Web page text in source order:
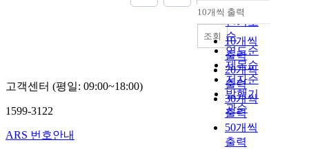
순
인기도
순
연도순
제목순
저자순
발행기
관순
내림차순
10개씩 출력
10개씩
출력
20개씩
출력
30개씩
출력
50개씩
출력
조회
고객센터 (평일: 09:00~18:00)
1599-3122
ARS 번호안내